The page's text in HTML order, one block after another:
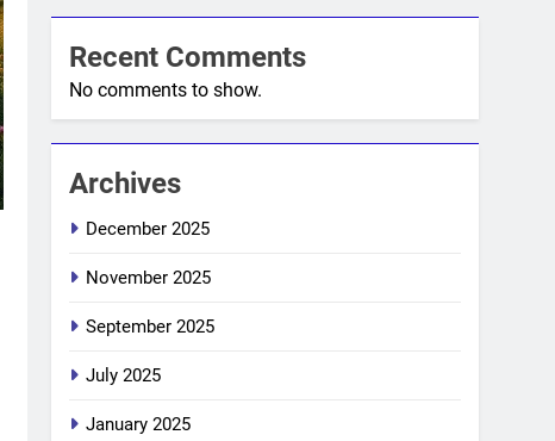
Recent Comments
No comments to show.
Archives
December 2025
November 2025
September 2025
July 2025
January 2025